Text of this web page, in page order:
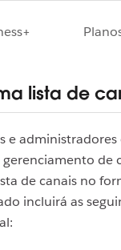
lista de
e administradores
de
de canais no
incluirá as